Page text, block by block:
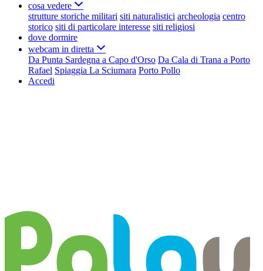
cosa vedere
strutture storiche militari siti naturalistici archeologia centro
storico siti di particolare interesse siti religiosi
dove dormire
webcam in diretta
Da Punta Sardegna a Capo d'Orso Da Cala di Trana a Porto
Rafael Spiaggia La Sciumara Porto Pollo
Accedi